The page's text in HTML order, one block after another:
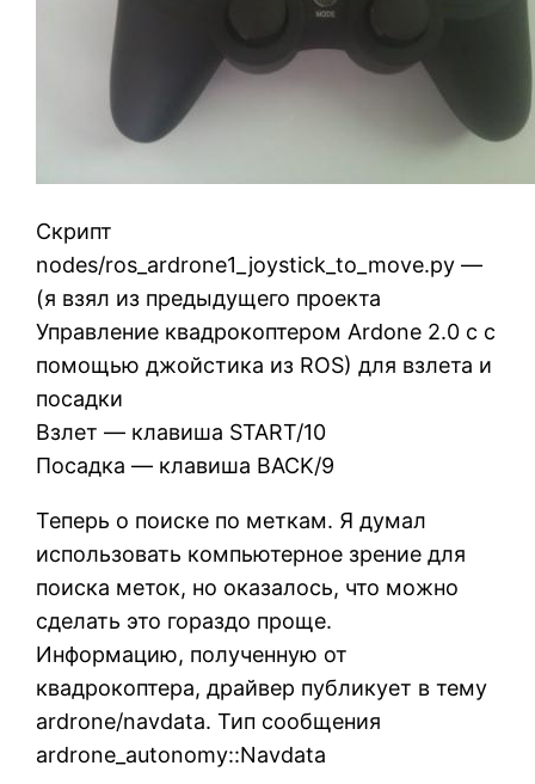
Скрипт
nodes/ros_ardrone1_joystick_to_move.py —
(я взял из предыдущего проекта
Управление квадрокоптером Ardone 2.0 c с
помощью джойстика из ROS) для взлета и
посадки
Взлет — клавиша START/10
Посадка — клавиша BACK/9
Теперь о поиске по меткам. Я думал
использовать компьютерное зрение для
поиска меток, но оказалось, что можно
сделать это гораздо проще.
Информацию, полученную от
квадрокоптера, драйвер публикует в тему
ardrone/navdata. Тип сообщения
ardrone_autonomy::Navdata